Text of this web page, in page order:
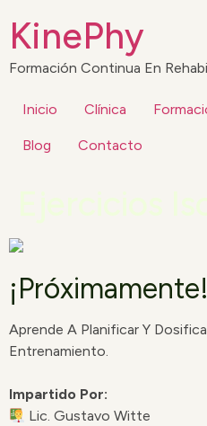
KinePhy
Formación Continua En
Inicio Clínica
Blog Contacto
¡Próximamente!
Aprende A Planificar Y
Entrenamiento.
Impartido Por:
Lic. Gustavo Witte